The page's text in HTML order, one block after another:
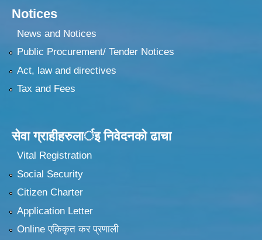
Notices
News and Notices
Public Procurement/ Tender Notices
Act, law and directives
Tax and Fees
सेवा ग्राहीहरुलार्इ निवेदनकाे ढा‍चा
Vital Registration
Social Security
Citizen Charter
Application Letter
Online एकिकृत कर प्रणाली